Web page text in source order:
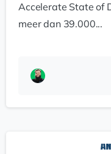
Accelerate State of
meer dan 39.000...